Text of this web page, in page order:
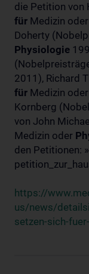
die Petition von
für Medizin oder
Doherty
Physiologie
2011), Richard
für Medizin oder
Kornberg
von John
Medizin oder
den Petitionen:
https://
us/news/
setzen-sich-